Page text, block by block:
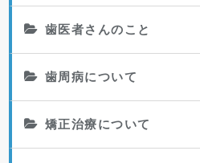
歯医者さんのこと
歯周病について
矯正治療について